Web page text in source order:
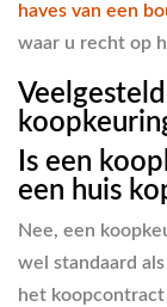
haves van een
waar u recht op
Is een
een huis
Nee, een
wel standaard
het